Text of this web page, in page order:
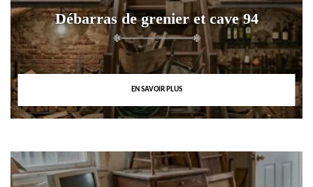
Débarras de grenier et cave 94
EN SAVOIR PLUS